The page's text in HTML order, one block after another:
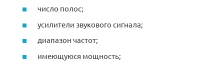
число полос;
усилители звукового сигнала;
диапазон частот;
имеющуюся мощность;